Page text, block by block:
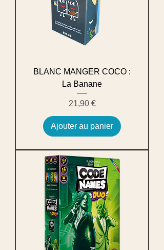
BLANC MANGER COCO :
La Banane
Prix
21,90 €
Ajouter au panier